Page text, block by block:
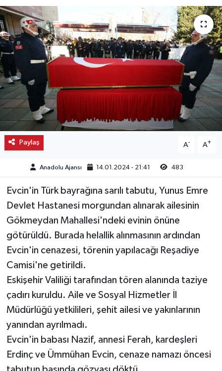
Paylaş A- A+
Anadolu Ajansı 14.01.2024 - 21:41 483
Evcin'in Türk bayrağına sarılı tabutu, Yunus Emre
Devlet Hastanesi morgundan alınarak ailesinin
Gökmeydan Mahallesi'ndeki evinin önüne
götürüldü. Burada helallik alınmasının ardından
Evcin'in cenazesi, törenin yapılacağı Reşadiye
Camisi'ne getirildi.
Eskişehir Valiliği tarafından tören alanında taziye
çadırı kuruldu. Aile ve Sosyal Hizmetler İl
Müdürlüğü yetkilileri, şehit ailesi ve yakınlarının
yanından ayrılmadı.
Evcin'in babası Nazif, annesi Ferah, kardeşleri
Erdinç ve Ümmühan Evcin, cenaze namazı öncesi
İskilip
Kargı
Laçin
Mecitözü
Oğuzlar
Osmancık
Sungurlu
Uğurludağ
Sağlık
Haber Arşivi